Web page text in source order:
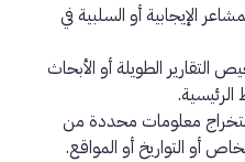
الإيجابية أو السلبية في
التقارير الطويلة أو الأبحاث
معلومات محددة من
أو التواريخ أو المواقع.